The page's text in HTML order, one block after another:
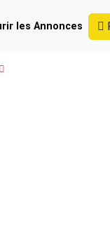
les Annonces